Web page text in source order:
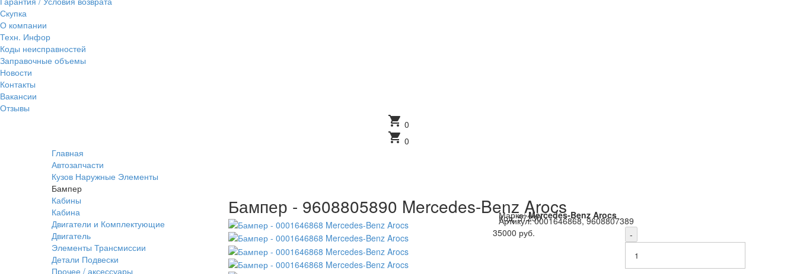
Скупка
О компании
Техн. Инфор
Коды неисправностей
Заправочные объемы
Новости
Контакты
Вакансии
Отзывы
shopping_cart 0
shopping_cart 0
Главная
Автозапчасти
Кузов Наружные Элементы
Бампер
Бампер - 9608805890 Mercedes-Benz Arocs
Марка:Mercedes-Benz Arocs
Код:57230
Артикул:0001646868, 9608807389
35000 руб.
-
Кабины
Кабина
Двигатели и Комплектующие
Двигатель
Элементы Трансмиссии
Детали Подвески
Прочее / аксессуары